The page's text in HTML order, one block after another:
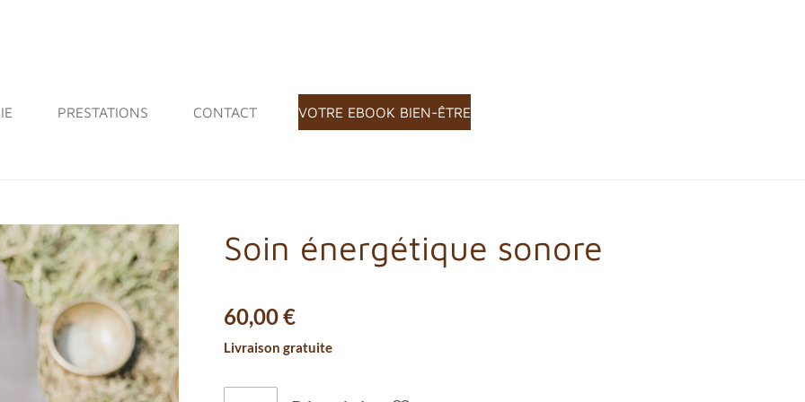
PRESTATIONS CONTACT VOTRE EBOOK BIEN-ÊTRE
Soin énergétique sonore
60,00 €
Livraison gratuite